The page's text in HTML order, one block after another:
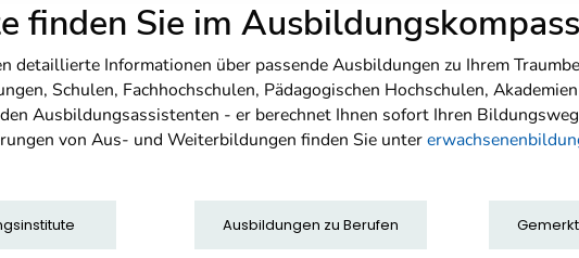
finden Sie im Ausbildungskompass
detaillierte Informationen über passende Ausbildungen zu Ihrem
Schulen, Fachhochschulen, Pädagogischen Hochschulen,
Ausbildungsassistenten - er berechnet Ihnen sofort Ihren
von Aus- und Weiterbildungen finden Sie unter
Ausbildungen zu Berufen